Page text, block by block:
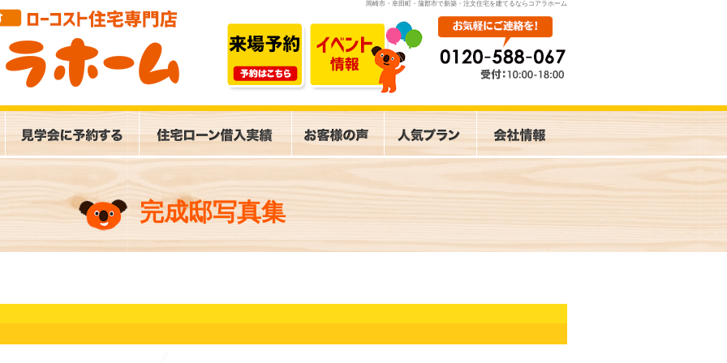
岡崎市・幸田町・蒲郡市で新築・注文住宅を建てるならコアラホーム
完成邸写真集